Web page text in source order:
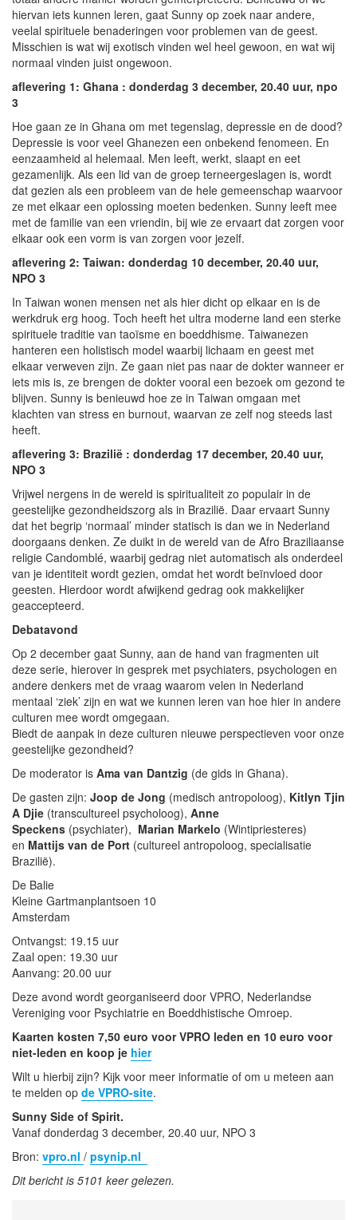
hiervan iets kunnen leren, gaat Sunny op zoek naar andere,
veelal spirituele benaderingen voor problemen van de geest.
Misschien is wat wij exotisch vinden wel heel gewoon, en wat wij
normaal vinden juist ongewoon.
aflevering 1: Ghana : donderdag 3 december, 20.40 uur, npo
3
Hoe gaan ze in Ghana om met tegenslag, depressie en de dood?
Depressie is voor veel Ghanezen een onbekend fenomeen. En
eenzaamheid al helemaal. Men leeft, werkt, slaapt en eet
gezamenlijk. Als een lid van de groep terneergeslagen is, wordt
dat gezien als een probleem van de hele gemeenschap waarvoor
ze met elkaar een oplossing moeten bedenken. Sunny leeft mee
met de familie van een vriendin, bij wie ze ervaart dat zorgen voor
elkaar ook een vorm is van zorgen voor jezelf.
aflevering 2: Taiwan: donderdag 10 december, 20.40 uur,
NPO 3
In Taiwan wonen mensen net als hier dicht op elkaar en is de
werkdruk erg hoog. Toch heeft het ultra moderne land een sterke
spirituele traditie van taoïsme en boeddhisme. Taiwanezen
hanteren een holistisch model waarbij lichaam en geest met
elkaar verweven zijn. Ze gaan niet pas naar de dokter wanneer er
iets mis is, ze brengen de dokter vooral een bezoek om gezond te
blijven. Sunny is benieuwd hoe ze in Taiwan omgaan met
klachten van stress en burnout, waarvan ze zelf nog steeds last
heeft.
aflevering 3: Brazilië : donderdag 17 december, 20.40 uur,
NPO 3
Vrijwel nergens in de wereld is spiritualiteit zo populair in de
geestelijke gezondheidszorg als in Brazilië. Daar ervaart Sunny
dat het begrip ‘normaal’ minder statisch is dan we in Nederland
doorgaans denken. Ze duikt in de wereld van de Afro Braziliaanse
religie Candomblé, waarbij gedrag niet automatisch als onderdeel
van je identiteit wordt gezien, omdat het wordt beïnvloed door
geesten. Hierdoor wordt afwijkend gedrag ook makkelijker
geaccepteerd.
Debatavond
Op 2 december gaat Sunny, aan de hand van fragmenten uit
deze serie, hierover in gesprek met psychiaters, psychologen en
andere denkers met de vraag waarom velen in Nederland
mentaal ‘ziek’ zijn en wat we kunnen leren van hoe hier in andere
culturen mee wordt omgegaan.
Biedt de aanpak in deze culturen nieuwe perspectieven voor onze
geestelijke gezondheid?
De moderator is Ama van Dantzig (de gids in Ghana).
De gasten zijn: Joop de Jong (medisch antropoloog), Kitlyn Tjin
A Djie (transcultureel psycholoog), Anne
Speckens (psychiater), Marian Markelo (Wintipriesteres)
en Mattijs van de Port (cultureel antropoloog, specialisatie
Brazilië).
De Balie
Kleine Gartmanplantsoen 10
Amsterdam
Ontvangst: 19.15 uur
Zaal open: 19.30 uur
Aanvang: 20.00 uur
Deze avond wordt georganiseerd door VPRO, Nederlandse
Vereniging voor Psychiatrie en Boeddhistische Omroep.
Kaarten kosten 7,50 euro voor VPRO leden en 10 euro voor
niet-leden en koop je hier
Wilt u hierbij zijn? Kijk voor meer informatie of om u meteen aan
te melden op de VPRO-site.
Sunny Side of Spirit.
Vanaf donderdag 3 december, 20.40 uur, NPO 3
Bron: vpro.nl / psynip.nl
Dit bericht is 5101 keer gelezen.